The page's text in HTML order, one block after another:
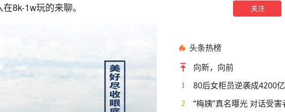
8k-1w玩的来聊。
关注
头条热榜
向新，向前
1 80后女柜员逆袭成4200
2 “梅姨”真名曝光 对话受害